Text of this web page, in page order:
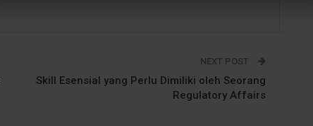
NEXT POST
Skill Esensial yang Perlu Dimiliki oleh Seorang
Regulatory Affairs